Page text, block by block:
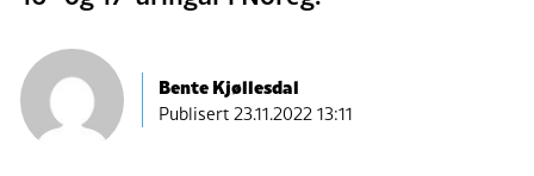
Bente Kjøllesdal
Publisert23.11.2022 13:11